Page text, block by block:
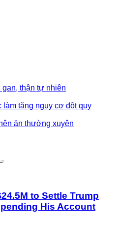
thận tự nhiên
làm tăng nguy cơ đột quỵ
ăn thường xuyên
to Settle Trump
His Account